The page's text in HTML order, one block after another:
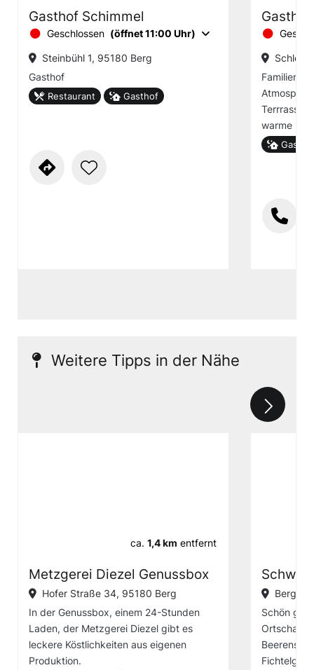
Gasthof Schimmel
Geschlossen (öffnet 11:00 Uhr)
Steinbühl 1, 95180 Berg
Gasthof
Restaurant Gasthof
Terrrasse,
warme
Weitere Tipps in der Nähe
ca. 1,4 km entfernt
Metzgerei Diezel Genussbox
Hofer Straße 34, 95180 Berg
In der Genussbox, einem 24-Stunden
Laden, der Metzgerei Diezel gibt es
leckere Köstlichkeiten aus eigenen
Produktion.
Berg
Schön